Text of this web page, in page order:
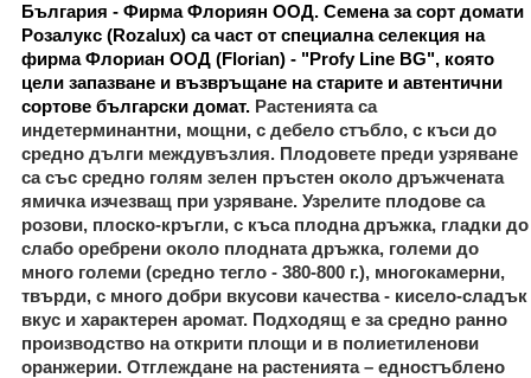
България - Фирма Флориян ООД. Семена за сорт домати
Розалукс (Rozalux) са част от специална селекция на
фирма Флориан ООД (Florian) - "Profy Line BG", която
цели запазване и възвръщане на старите и автентични
сортове български домат. Растенията са
индетерминантни, мощни, с дебело стъбло, с къси до
средно дълги междувъзлия. Плодовете преди узряване
са със средно голям зелен пръстен около дръжчената
ямичка изчезващ при узряване. Узрелите плодове са
розови, плоско-кръгли, с къса плодна дръжка, гладки до
слабо оребрени около плодната дръжка, големи до
много големи (средно тегло - 380-800 г.), многокамерни,
твърди, с много добри вкусови качества - кисело-сладък
вкус и характерен аромат. Подходящ е за средно ранно
производство на открити площи и в полиетиленови
оранжерии. Отглеждане на растенията – едностъблено